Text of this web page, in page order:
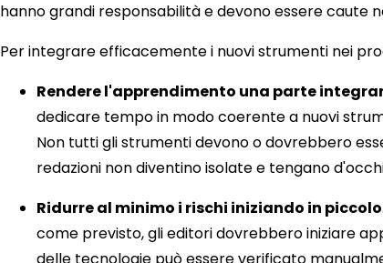
hanno grandi responsabilità e devono essere caute
Per integrare efficacemente i nuovi strumenti nei
Rendere l'apprendimento una parte
dedicare tempo in modo coerente a nuovi
Non tutti gli strumenti devono o dovrebbero
redazioni non diventino isolate e tengano
Ridurre al minimo i rischi iniziando in piccolo
come previsto, gli editori dovrebbero iniziare